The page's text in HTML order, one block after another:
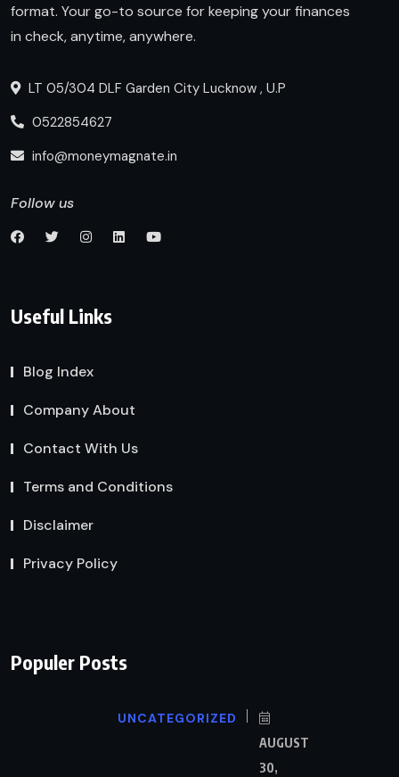
format. Your go-to source for keeping your finances
in check, anytime, anywhere.
LT 05/304 DLF Garden City Lucknow , U.P
0522854627
info@moneymagnate.in
Follow us
Useful Links
Blog Index
Company About
Contact With Us
Terms and Conditions
Disclaimer
Privacy Policy
Populer Posts
UNCATEGORIZED
AUGUST
30,